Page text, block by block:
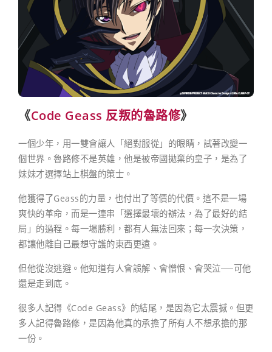
《Code Geass 反叛的魯路修》
一個少年，用一雙會讓人「絕對服從」的眼睛，試著改變一
個世界。魯路修不是英雄，他是被帝國拋棄的皇子，是為了
妹妹才選擇站上棋盤的策士。
他獲得了Geass的力量，也付出了等價的代價。這不是一場
爽快的革命，而是一連串「選擇最壞的辦法，為了最好的結
局」的過程。每一場勝利，都有人無法回來；每一次決策，
都讓他離自己最想守護的東西更遠。
但他從沒逃避。他知道有人會誤解、會憎恨、會哭泣──可他
還是走到底。
很多人記得《Code Geass》的結尾，是因為它太震撼。但更
多人記得魯路修，是因為他真的承擔了所有人不想承擔的那
一份。